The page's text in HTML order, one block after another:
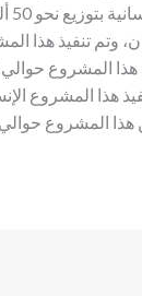
وتم تنفيذ هذا
هذا المشروع